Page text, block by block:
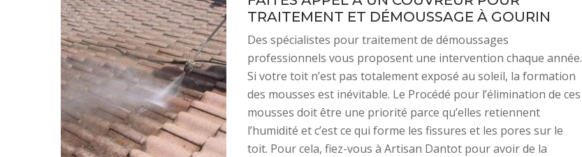
TRAITEMENT ET DÉMOUSSAGE À GOURIN
Des spécialistes pour traitement de démoussages
professionnels vous proposent une intervention chaque année.
Si votre toit n’est pas totalement exposé au soleil, la formation
des mousses est inévitable. Le Procédé pour l’élimination de ces
mousses doit être une priorité parce qu’elles retiennent
l’humidité et c’est ce qui forme les fissures et les pores sur le
toit. Pour cela, fiez-vous à Artisan Dantot pour avoir de la